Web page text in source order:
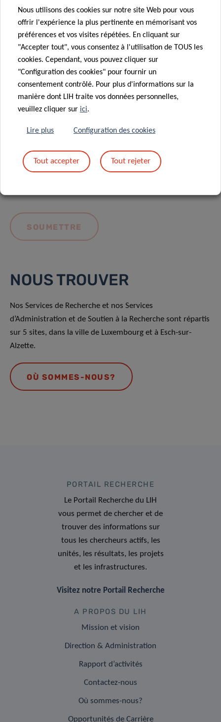
Message*
En envoyant votre message, vous acceptez
politique de confidentialité du LIH.
NOUS TROUVER
Nos Services de Recherche et nos Services
d’Administration et de Soutien à la Recherche sont répartis
sur 5 sites, dans la ville de Luxembourg et à Esch-sur-
Alzette.
OÙ SOMMES-NOUS?
PORTAIL RECHERCHE
Le Portail Recherche du LIH
vous permet de chercher et de
trouver des informations sur
tous les chercheurs actifs, les
unités, les résultats, les projets
et les infrastructures.
Visitez notre Portail Recherche
A PROPOS DU LIH
Mission et vision
Direction & Administration
Rapport d’activités
Contactez-nous
Où sommes-nous?
Opportunités de Carrière
Nous utilisons des cookies sur notre site Web pour vous
offrir l'expérience la plus pertinente en mémorisant vos
préférences et vos visites répétées. En cliquant sur
"Accepter tout", vous consentez à l'utilisation de TOUS les
cookies. Cependant, vous pouvez cliquer sur
"Configuration des cookies" pour fournir un
consentement contrôlé. Pour plus d'informations sur la
manière dont LIH traite vos données personnelles,
veuillez cliquer sur ici.
Lire plus Configuration des cookies
Tout accepter Tout rejeter